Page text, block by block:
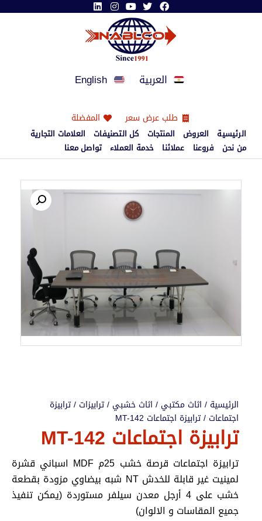
العربية English
طلب عرض سعر المفضلة
الرئيسية العروض المنتجات كل التصنيفات
العلامات التجارية
من نحن فروعنا عملائنا خدمة العملاء تواصل معنا
الرئيسية / اثاث مكتبي / اثاث خشبي /ترابيزات /ترابيزة
اجتماعات / ترابيزة اجتماعات MT-142
ترابيزة اجتماعات MT-142
ترابيزة اجتماعات قرصة خشب 25م MDF اسباني قشرة
لمينيت غير قابلة للخدش NT شبه بيضاوي مزودة بقطعة
خشب على 4 أرجل معدن سيلفر مستوردة (يمكن تنفيذ
جميع المقاسات و الالوان)